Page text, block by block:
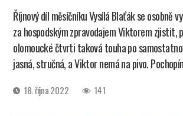
Říjnový díl měsíčníku Vysílá Blaťák se osobně
za hospodským zpravodajem Viktorem zjistit,
olomoucké čtvrti taková touha po
jasná, stručná, a Viktor nemá na pivo.
Datum18. října 2022 141